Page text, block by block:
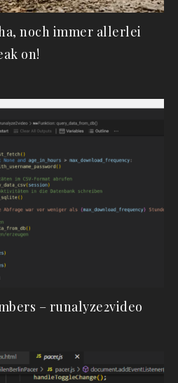
noch immer allerlei
on!
– runalyze2video